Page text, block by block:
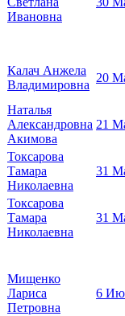
Ивановна
Калач Анжела
Владимировна
20
Наталья
Александровна
Акимова
21
Токсарова
Тамара
Николаевна
31
Токсарова
Тамара
Николаевна
31
Мищенко
Лариса
Петровна
6